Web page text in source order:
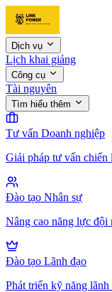
Dịch vụ
Lịch khai giảng
Công cụ
Tài nguyên
Tìm hiểu thêm
Tư vấn Doanh nghiệp
Giải pháp tư vấn chiến
Đào tạo Nhân sự
Nâng cao năng lực đội
Đào tạo Lãnh đạo
Phát triển kỹ năng